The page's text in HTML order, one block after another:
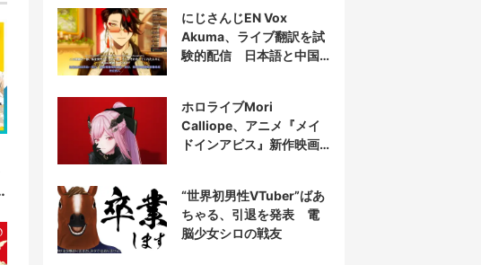
にじさんじEN Vox
Akuma、ライブ翻訳を試
験的配信 日本語と中国
ホロライブMori
Calliope、アニメ『メイ
ドインアビス』新作映画
“世界初男性VTuber”ばあ
ちゃる、引退を発表 電
脳少女シロの戦友